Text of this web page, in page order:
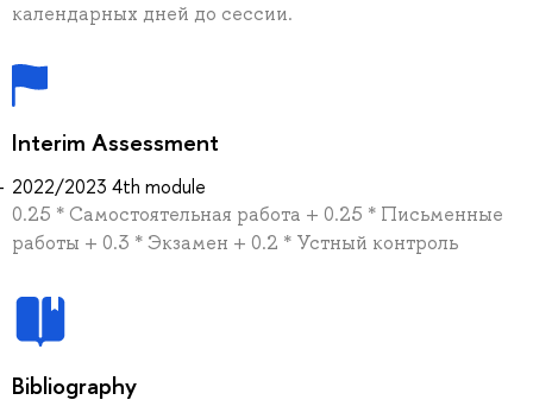
календарных дней до сессии.
Interim Assessment
2022/2023 4th module
0.25 * Самостоятельная работа + 0.25 * Письменные
работы + 0.3 * Экзамен + 0.2 * Устный контроль
Bibliography